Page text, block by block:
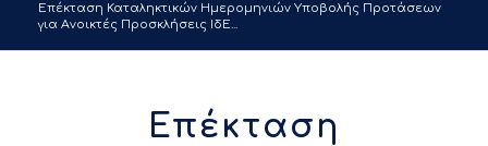
Επέκταση Καταληκτικών Ημερομηνιών Υποβολής Προτάσεων
για Ανοικτές Προσκλήσεις ΙδΕ...
Επέκταση